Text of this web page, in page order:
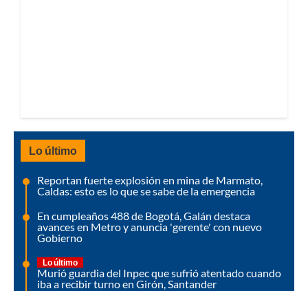
Lo último
Reportan fuerte explosión en mina de Marmato,
Caldas: esto es lo que se sabe de la emergencia
En cumpleaños 488 de Bogotá, Galán destaca
avances en Metro y anuncia 'gerente' con nuevo
Gobierno
Lo último
Murió guardia del Inpec que sufrió atentado cuando
iba a recibir turno en Girón, Santander